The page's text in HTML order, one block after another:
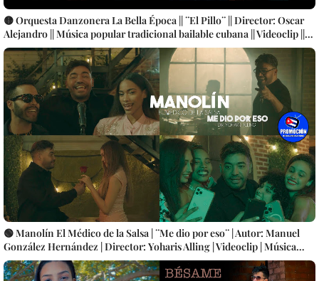
🟡 Orquesta Danzonera La Bella Época || ¨El Pillo¨ || Director: Oscar
Alejandro || Música popular tradicional bailable cubana || Videoclip ||
CUBA
🟢 Manolín El Médico de la Salsa | ¨Me dio por eso¨ | Autor: Manuel
González Hernández | Director: Yoharis Alling | Videoclip | Música
Popular Bailable Cubana | SON - SALSA - TIMBA | Artistas Cubanos |
Canción | CUBA